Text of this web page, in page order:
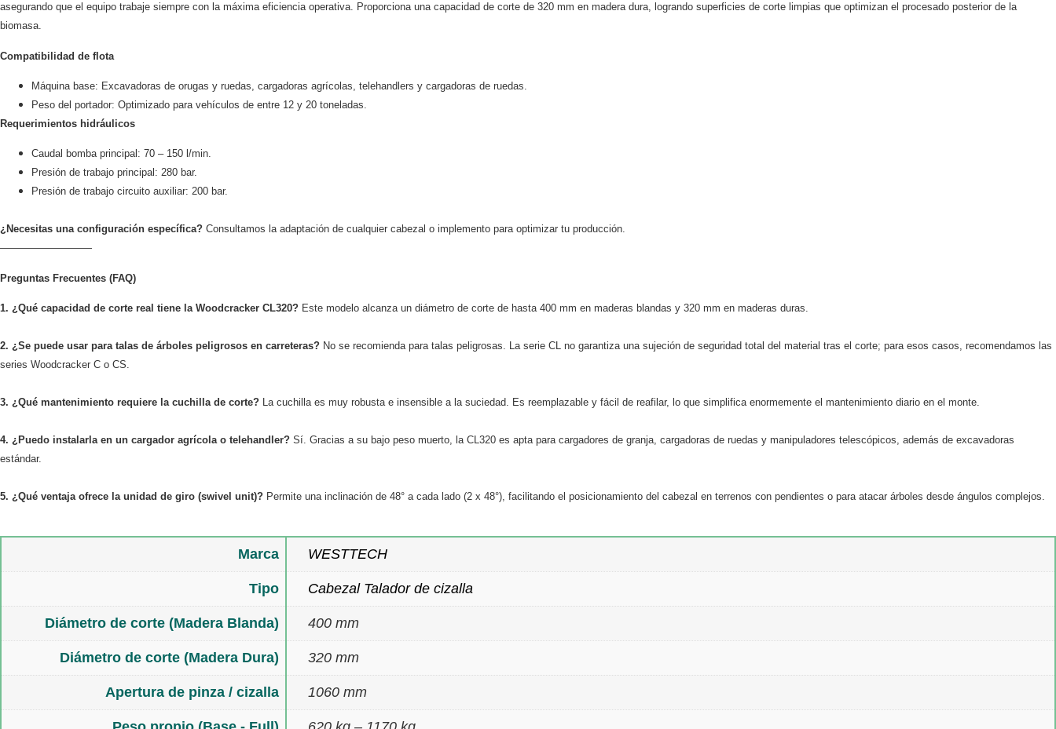
asegurando que el equipo trabaje siempre con la máxima eficiencia operativa. Proporciona una capacidad de corte de 320 mm en madera dura, logrando superficies de corte limpias que optimizan el procesado posterior de la
biomasa.
Compatibilidad de flota
Máquina base: Excavadoras de orugas y ruedas, cargadoras agrícolas, telehandlers y cargadoras de ruedas.
Peso del portador: Optimizado para vehículos de entre 12 y 20 toneladas.
Requerimientos hidráulicos
Caudal bomba principal: 70 – 150 l/min.
Presión de trabajo principal: 280 bar.
Presión de trabajo circuito auxiliar: 200 bar.
¿Necesitas una configuración específica? Consultamos la adaptación de cualquier cabezal o implemento para optimizar tu producción.
—————————
Preguntas Frecuentes (FAQ)
1. ¿Qué capacidad de corte real tiene la Woodcracker CL320? Este modelo alcanza un diámetro de corte de hasta 400 mm en maderas blandas y 320 mm en maderas duras.
2. ¿Se puede usar para talas de árboles peligrosos en carreteras? No se recomienda para talas peligrosas. La serie CL no garantiza una sujeción de seguridad total del material tras el corte; para esos casos, recomendamos las
series Woodcracker C o CS.
3. ¿Qué mantenimiento requiere la cuchilla de corte? La cuchilla es muy robusta e insensible a la suciedad. Es reemplazable y fácil de reafilar, lo que simplifica enormemente el mantenimiento diario en el monte.
4. ¿Puedo instalarla en un cargador agrícola o telehandler? Sí. Gracias a su bajo peso muerto, la CL320 es apta para cargadores de granja, cargadoras de ruedas y manipuladores telescópicos, además de excavadoras
estándar.
5. ¿Qué ventaja ofrece la unidad de giro (swivel unit)? Permite una inclinación de 48° a cada lado (2 x 48°), facilitando el posicionamiento del cabezal en terrenos con pendientes o para atacar árboles desde ángulos complejos.
Marca WESTTECH
Tipo Cabezal Talador de cizalla
Diámetro de corte (Madera Blanda) 400 mm
Diámetro de corte (Madera Dura) 320 mm
Apertura de pinza / cizalla 1060 mm